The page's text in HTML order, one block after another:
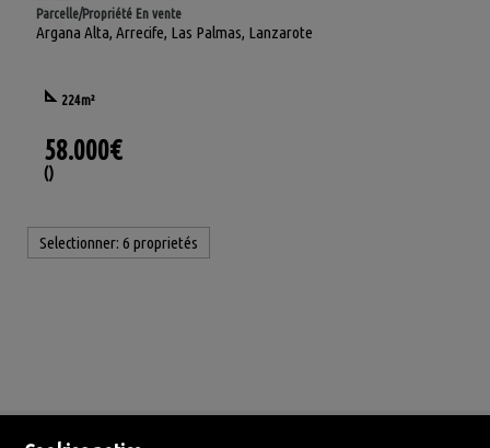
Argana Alta, Arrecife, Las Palmas, Lanzarote
Parcelle/Propriété En vente
224m²
58.000€
()
Selectionner: 6 proprietés